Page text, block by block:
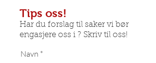
Tips oss!
Har du forslag til saker vi bør
engasjere oss i ? Skriv til oss!
Navn